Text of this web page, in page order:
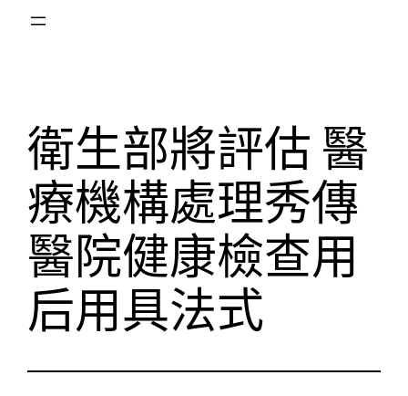
衛生部將評估 醫
療機構處理秀傳
醫院健康檢查用
后用具法式